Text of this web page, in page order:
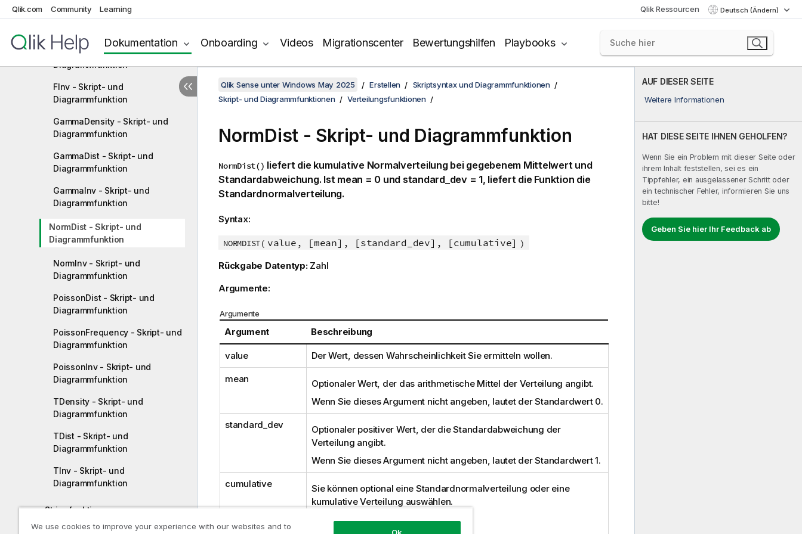
Qlik.com Community Learning Qlik Ressourcen Deutsch (Ändern)
Dokumentation Onboarding Videos Migrationscenter Bewertungshilfen Playbooks
FDensity - Skript- und
FDist - Skript- und
Diagrammfunktion
FInv - Skript- und
Diagrammfunktion
GammaDensity - Skript- und
Diagrammfunktion
GammaDist - Skript- und
Diagrammfunktion
GammaInv - Skript- und
Diagrammfunktion
NormDist - Skript- und
Diagrammfunktion
NormInv - Skript- und
Diagrammfunktion
PoissonDist - Skript- und
Diagrammfunktion
PoissonFrequency - Skript- und
Diagrammfunktion
PoissonInv - Skript- und
Diagrammfunktion
TDensity - Skript- und
Diagrammfunktion
TDist - Skript- und
Diagrammfunktion
TInv - Skript- und
Diagrammfunktion
Stringfunktionen
Systemfunktionen
AUF DIESER SEITE
Weitere Informationen
HAT DIESE SEITE IHNEN GEHOLFEN?
Wenn Sie ein Problem mit dieser Seite oder
ihrem Inhalt feststellen, sei es ein
Tippfehler, ein ausgelassener Schritt oder
ein technischer Fehler, informieren Sie uns
bitte!
Geben Sie hier Ihr Feedback ab
Qlik Sense unter Windows May 2025 Erstellen
Skriptsyntax und Diagrammfunktionen
Skript- und Diagrammfunktionen
Verteilungsfunktionen
NormDist - Skript- und Diagrammfunktion
NormDist() liefert die kumulative Normalverteilung bei gegebenem Mittelwert und
Standardabweichung. Ist mean = 0 und standard_dev = 1, liefert die Funktion die
Standardnormalverteilung.
Syntax:
NORMDIST( value, [mean], [standard_dev], [cumulative] )
Rückgabe Datentyp: Zahl
Argumente:
Argumente
Argument Beschreibung
value Der Wert, dessen Wahrscheinlichkeit Sie ermitteln wollen.
mean
Optionaler Wert, der das arithmetische Mittel der Verteilung angibt.
Wenn Sie dieses Argument nicht angeben, lautet der Standardwert 0.
standard_dev
Optionaler positiver Wert, der die Standardabweichung der
Verteilung angibt.
Wenn Sie dieses Argument nicht angeben, lautet der Standardwert 1.
cumulative
Sie können optional eine Standardnormalverteilung oder eine
kumulative Verteilung auswählen.
0 = Standardnormalverteilung
We use cookies to improve your experience with our websites and to